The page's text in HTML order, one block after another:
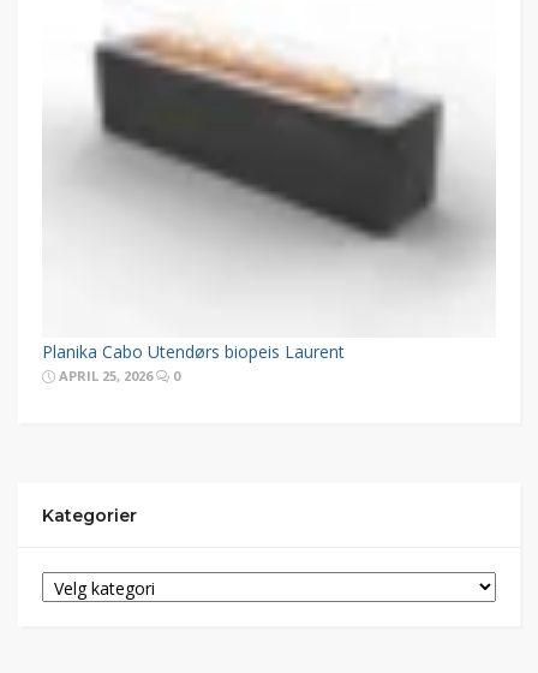
Planika Cabo Utendørs biopeis Laurent
APRIL 25, 2026 0
Kategorier